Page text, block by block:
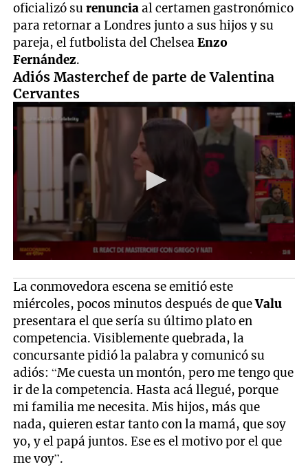
oficializó surenunciaal certamen gastronómico
para retornar a Londres junto a sus hijos y su
pareja, el futbolista del ChelseaEnzo
Fernández.
Adiós Masterchef de parte de Valentina
Cervantes
La conmovedora escena se emitió este
miércoles, pocos minutos después de queValu
presentara el que sería su último plato en
competencia. Visiblemente quebrada, la
concursante pidió la palabra y comunicó su
adiós: “Me cuesta un montón, pero me tengo que
ir de la competencia. Hasta acá llegué, porque
mi familia me necesita. Mis hijos, más que
nada, quieren estar tanto con la mamá, que soy
yo, y el papá juntos. Ese es el motivo por el que
me voy”.